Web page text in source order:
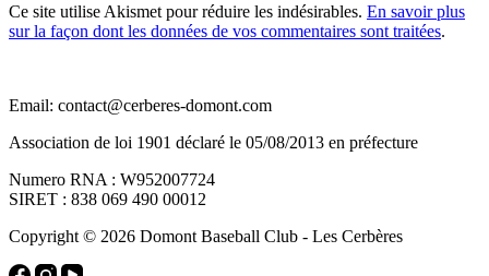
Ce site utilise Akismet pour réduire les indésirables. En savoir plus
sur la façon dont les données de vos commentaires sont traitées.
Email: contact@cerberes-domont.com
Association de loi 1901 déclaré le 05/08/2013 en préfecture
Numero RNA : W952007724
SIRET : 838 069 490 00012
Copyright © 2026 Domont Baseball Club - Les Cerbères